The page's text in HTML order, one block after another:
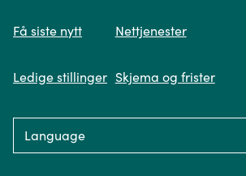
Trykk på knappen under og fyll inn
Få siste nytt
Ledige stillinger
Nettjenester
Skjema og frister